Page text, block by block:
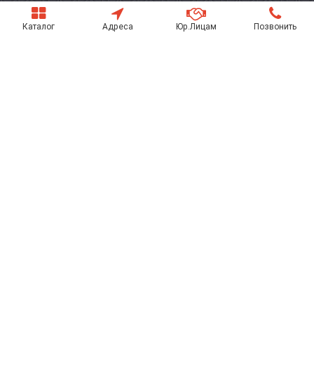
О компании
Контакты
Каталог Адреса Юр.Лицам Позвонить